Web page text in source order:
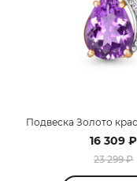
Подвеска Золото
16 309 ₽
23 299 ₽